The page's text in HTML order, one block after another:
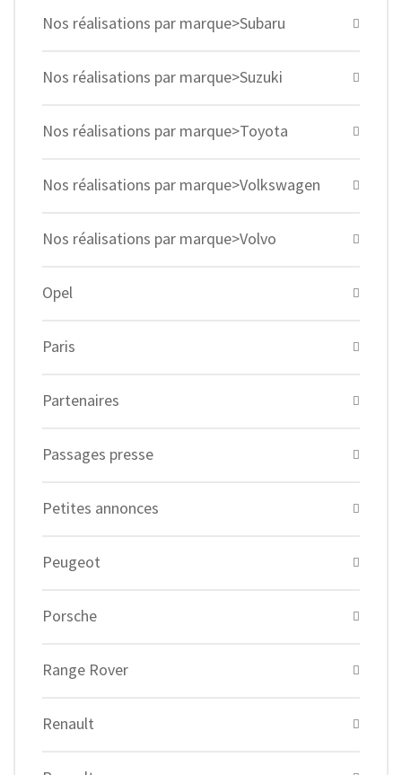
Nos réalisations par marque>Subaru
Nos réalisations par marque>Suzuki
Nos réalisations par marque>Toyota
Nos réalisations par marque>Volkswagen
Nos réalisations par marque>Volvo
Opel
Paris
Partenaires
Passages presse
Petites annonces
Peugeot
Porsche
Range Rover
Renault